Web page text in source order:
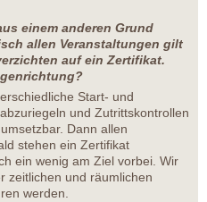
einem anderen Grund
allen Veranstaltungen gilt
auf ein Zertifikat.
Start- und
und Zutrittskontrollen
Dann allen
stehen ein Zertifikat
ein wenig am Ziel vorbei. Wir
zeitlichen und räumlichen
werden.